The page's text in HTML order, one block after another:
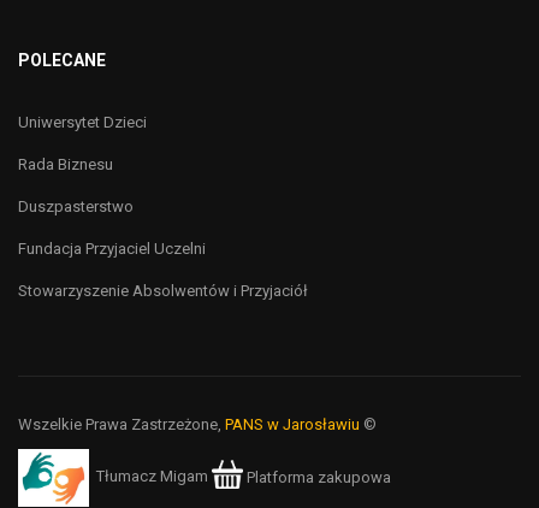
POLECANE
Uniwersytet Dzieci
Rada Biznesu
Duszpasterstwo
Fundacja Przyjaciel Uczelni
Stowarzyszenie Absolwentów i Przyjaciół
Wszelkie Prawa Zastrzeżone, PANS w Jarosławiu ©
Tłumacz Migam Platforma zakupowa